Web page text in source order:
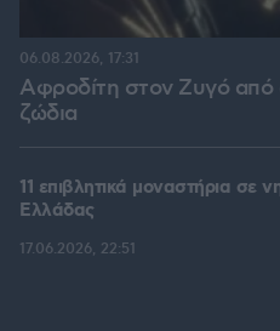
Αφροδίτη στον Ζυγό από
ζώδια
06.08.2026, 17:31
11 επιβλητικά μοναστήρια σε
Ελλάδας
17.06.2026, 22:51